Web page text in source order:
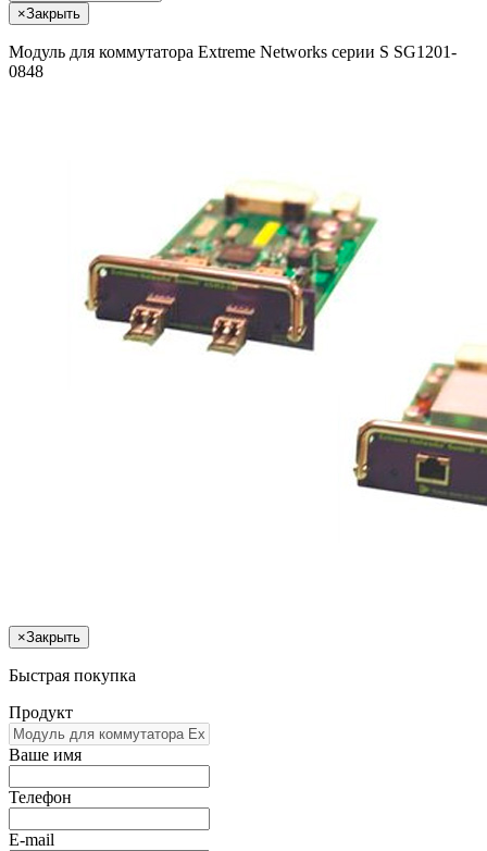
×Закрыть
Модуль для коммутатора Extreme Networks серии S SG1201-
0848
×Закрыть
Быстрая покупка
Продукт
Ваше имя
Телефон
E-mail